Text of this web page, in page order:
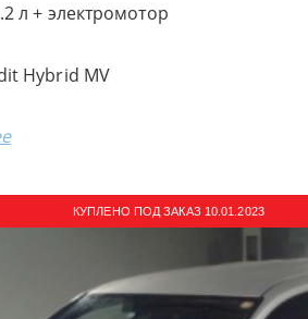
л + электромотор
Hybrid MV
КУПЛЕНО ПОД ЗАКАЗ 10.01.2023